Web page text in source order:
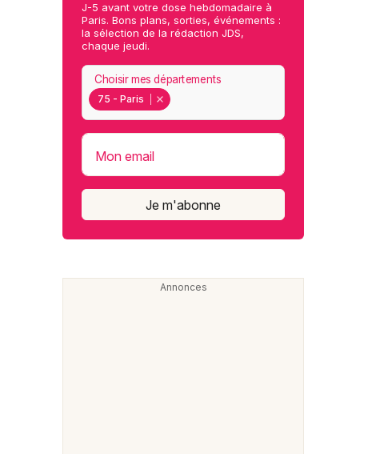
J-5 avant votre dose hebdomadaire à
Paris. Bons plans, sorties, événements :
la sélection de la rédaction JDS,
chaque jeudi.
75 - Paris
Choisir mes départements
Mon email
Je m'abonne